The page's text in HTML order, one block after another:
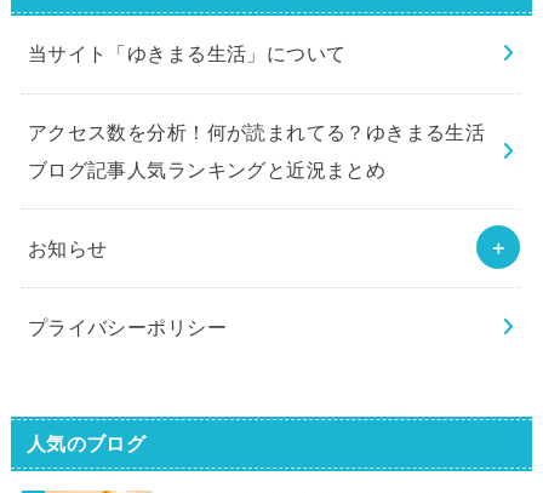
当サイト「ゆきまる生活」について
アクセス数を分析！何が読まれてる？ゆきまる生活
ブログ記事人気ランキングと近況まとめ
お知らせ
プライバシーポリシー
人気のブログ